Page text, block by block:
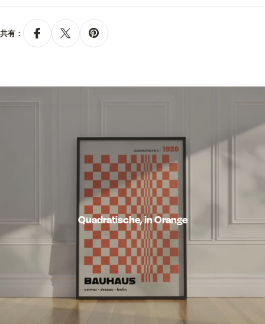
共有：
Quadratische, in Orange